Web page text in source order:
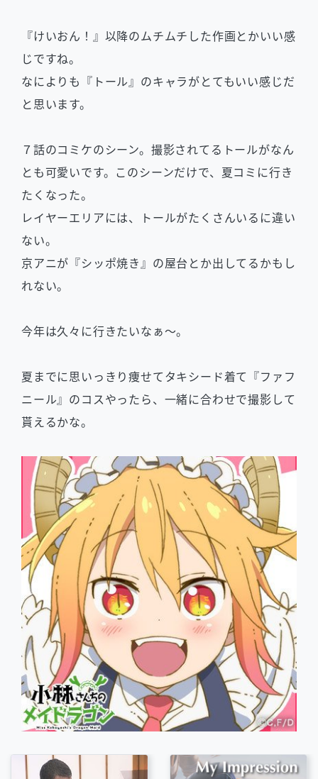
『けいおん！』以降のムチムチした作画とかいい感
じですね。
なによりも『トール』のキャラがとてもいい感じだ
と思います。
７話のコミケのシーン。撮影されてるトールがなん
とも可愛いです。このシーンだけで、夏コミに行き
たくなった。
レイヤーエリアには、トールがたくさんいるに違い
ない。
京アニが『シッポ焼き』の屋台とか出してるかもし
れない。
今年は久々に行きたいなぁ〜。
夏までに思いっきり痩せてタキシード着て『ファフ
ニール』のコスやったら、一緒に合わせで撮影して
貰えるかな。